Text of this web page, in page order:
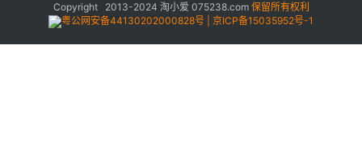
Copyright 2013-2024 淘小爱 075238.com 保留所有权利
粤公网安备44130202000828号 | 京ICP备15035952号-1